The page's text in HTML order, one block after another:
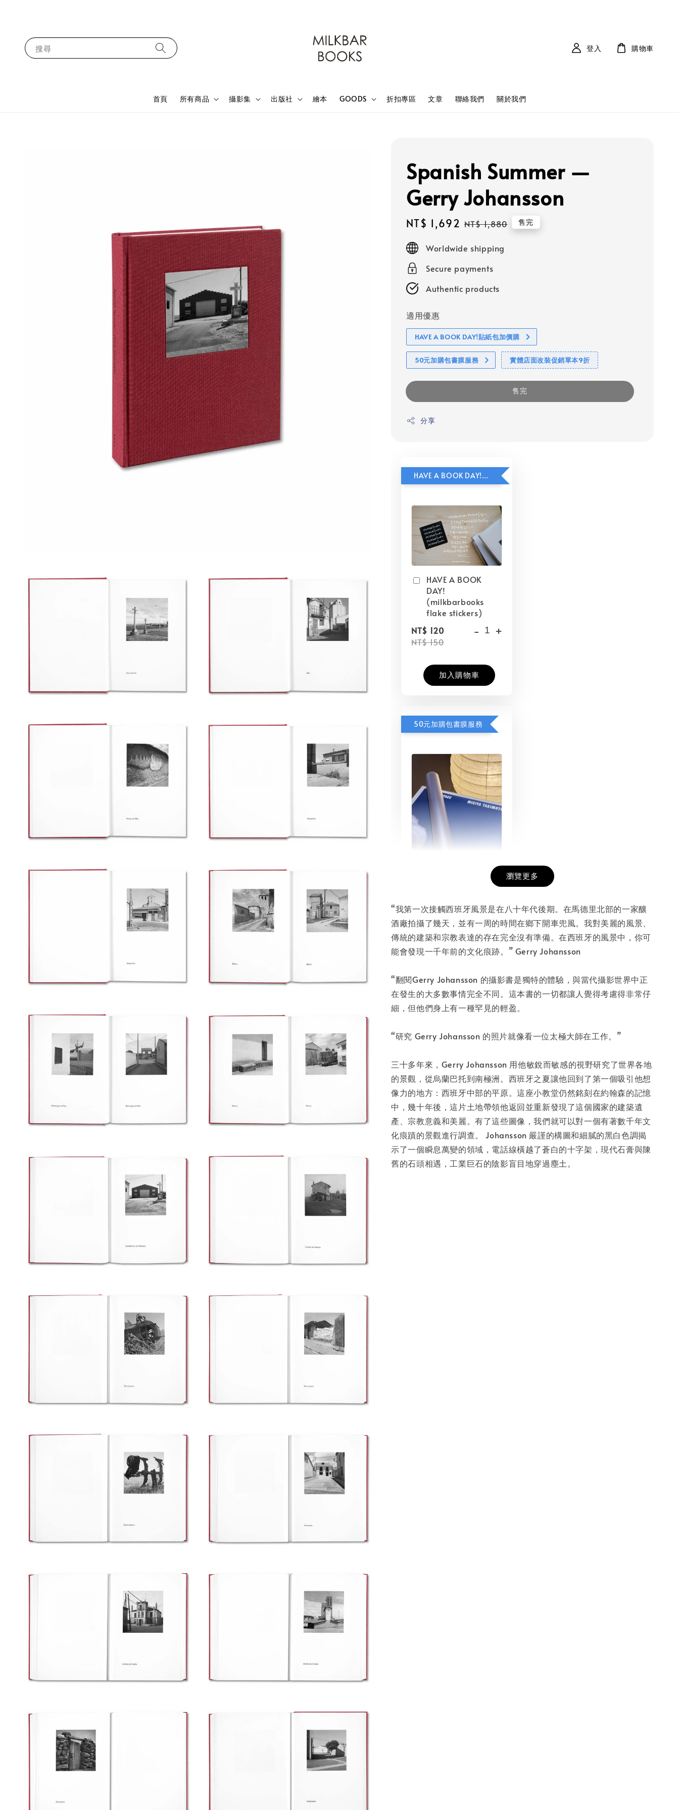
搜尋
首頁 所有商品 攝影集 出版社 繪本 GOODS 折扣專區 文章 聯絡我們 關於我們
登入 購物車
Spanish Summer —
Gerry Johansson
Sale
price
NT$ 1,692 Regular
NT$ 1,880 售完
Worldwide shipping
Secure payments
Authentic products
適用優惠
HAVE A BOOK DAY!貼紙包加價購
50元加購包書膜服務 實體店面改裝促銷單本9折
售完
分享
HAVE A BOOK DAY!貼紙包加價購
HAVE A BOOK
DAY!
(milkbarbooks
flake stickers)
NT$ 120
NT$ 150
- +
加入購物車
50元加購包書膜服務
NT$ 50
NT$ 100
- +
加入購物車
瀏覽更多
“我第一次接觸西班牙風景是在八十年代後期。在馬德里北部的一家釀
酒廠拍攝了幾天，並有一周的時間在鄉下開車兜風。我對美麗的風景、
傳統的建築和宗教表達的存在完全沒有準備。在西班牙的風景中，你可
能會發現一千年前的文化痕跡。” Gerry Johansson
“翻閱Gerry Johansson 的攝影書是獨特的體驗，與當代攝影世界中正
在發生的大多數事情完全不同。這本書的一切都讓人覺得考慮得非常仔
細，但他們身上有一種罕見的輕盈。
“研究 Gerry Johansson 的照片就像看一位太極大師在工作。”
三十多年來，Gerry Johansson 用他敏銳而敏感的視野研究了世界各地
的景觀，從烏蘭巴托到南極洲。西班牙之夏讓他回到了第一個吸引他想
像力的地方：西班牙中部的平原。這座小教堂仍然銘刻在約翰森的記憶
中，幾十年後，這片土地帶領他返回並重新發現了這個國家的建築遺
產、宗教意義和美麗。有了這些圖像，我們就可以對一個有著數千年文
化痕蹟的景觀進行調查。 Johansson 嚴謹的構圖和細膩的黑白色調揭
示了一個瞬息萬變的領域，電話線橫越了蒼白的十字架，現代石膏與陳
舊的石頭相遇，工業巨石的陰影盲目地穿過塵土。